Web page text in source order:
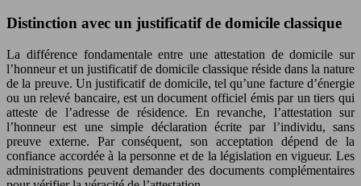
Distinction avec un justificatif de domicile classique
La différence fondamentale entre une attestation de domicile sur
l’honneur et un justificatif de domicile classique réside dans la nature
de la preuve. Un justificatif de domicile, tel qu’une facture d’énergie
ou un relevé bancaire, est un document officiel émis par un tiers qui
atteste de l’adresse de résidence. En revanche, l’attestation sur
l’honneur est une simple déclaration écrite par l’individu, sans
preuve externe. Par conséquent, son acceptation dépend de la
confiance accordée à la personne et de la législation en vigueur. Les
administrations peuvent demander des documents complémentaires